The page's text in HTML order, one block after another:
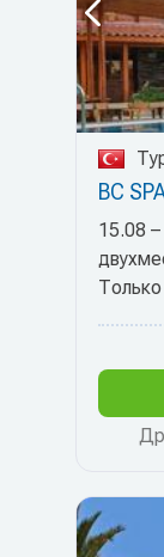
BC
15.08